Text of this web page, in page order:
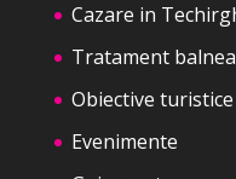
Cazare in
Tratament
Obiective turistice
Evenimente